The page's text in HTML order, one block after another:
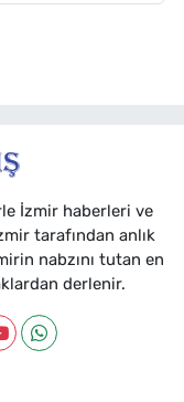
İzmir haberleri ve
tarafından anlık
nabzını tutan en
derlenir.